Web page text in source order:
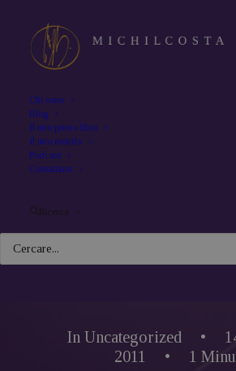
Chi sono
Blog
Il mio primo libro
Il mio mondo
Podcast
Contattami
Ricerca
In Uncategorized •
2011
• 1